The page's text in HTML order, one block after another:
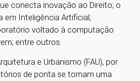
conecta inovação ao Direito; o
em Inteligência Artificial;
voltado à computação
entre outros.
e Urbanismo (FAU), por
de ponta se tornam uma